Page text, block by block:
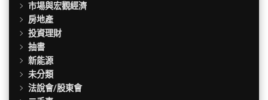
市場與宏觀經濟
房地產
投資理財
抽書
新能源
未分類
法說會/股東會